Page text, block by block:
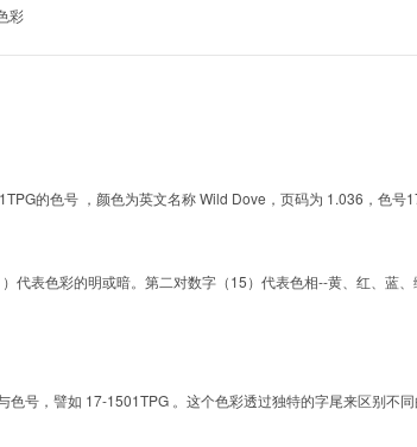
彩
的色号 ，颜色为英文名称 Wild Dove，页码为 1.036，色号
代表色彩的明或暗。第二对数字（15）代表色相--黄、红、
号，譬如 17-1501TPG 。这个色彩透过独特的字尾来区别